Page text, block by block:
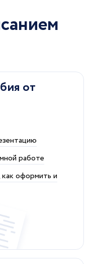
от
работе
оформить и